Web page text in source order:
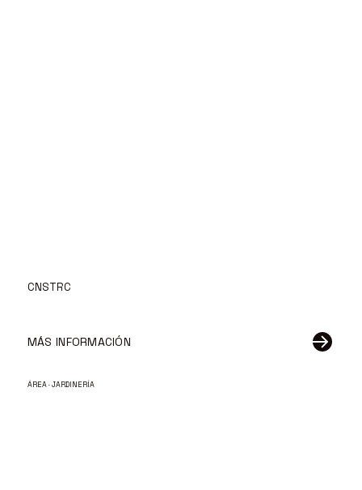
CNSTRC
MÁS INFORMACIÓN
ÁREA · JARDINERÍA